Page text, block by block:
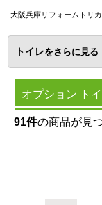
大阪兵庫リフォームトリ
トイレを
オプション ト
91件の商品が見